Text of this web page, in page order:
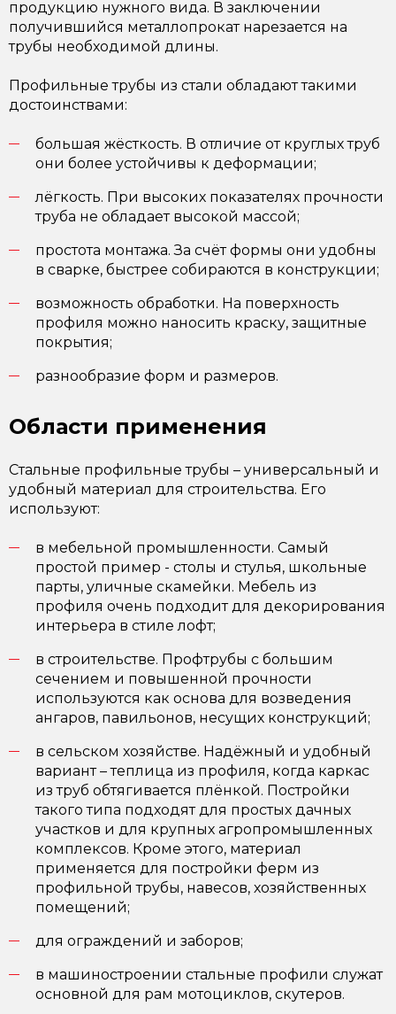
продукцию нужного вида. В заключении
получившийся металлопрокат нарезается на
трубы необходимой длины.
Профильные трубы из стали обладают такими
достоинствами:
большая жёсткость. В отличие от круглых труб
они более устойчивы к деформации;
лёгкость. При высоких показателях прочности
труба не обладает высокой массой;
простота монтажа. За счёт формы они удобны
в сварке, быстрее собираются в конструкции;
возможность обработки. На поверхность
профиля можно наносить краску, защитные
покрытия;
разнообразие форм и размеров.
Области применения
Стальные профильные трубы – универсальный и
удобный материал для строительства. Его
используют:
в мебельной промышленности. Самый
простой пример - столы и стулья, школьные
парты, уличные скамейки. Мебель из
профиля очень подходит для декорирования
интерьера в стиле лофт;
в строительстве. Профтрубы с большим
сечением и повышенной прочности
используются как основа для возведения
ангаров, павильонов, несущих конструкций;
в сельском хозяйстве. Надёжный и удобный
вариант – теплица из профиля, когда каркас
из труб обтягивается плёнкой. Постройки
такого типа подходят для простых дачных
участков и для крупных агропромышленных
комплексов. Кроме этого, материал
применяется для постройки ферм из
профильной трубы, навесов, хозяйственных
помещений;
для ограждений и заборов;
в машиностроении стальные профили служат
основной для рам мотоциклов, скутеров.